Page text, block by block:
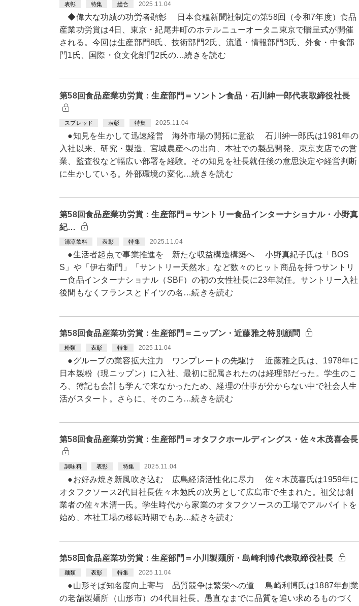
表彰 特集 総合 2025.11.04
◆偉大な功績の功労者顕彰 日本食糧新聞社制定の第58回（令和7年度）食品
産業功労賞は4日、東京・紀尾井町のホテルニューオータニ東京で贈呈式が開催
される。今回は生産部門8氏、技術部門2氏、流通・情報部門3氏、外食・中食部
門1氏、国際・食文化部門2氏の…続きを読む
第58回食品産業功労賞：生産部門＝ソントン食品・石川紳一郎代表取締役社長
スプレッド 表彰 特集 2025.11.04
●知見を生かして迅速経営 海外市場の開拓に意欲 石川紳一郎氏は1981年の
入社以来、研究・製造、宮城農産への出向、本社での製品開発、東京支店での営
業、監査役など幅広い部署を経験。その知見を社長就任後の意思決定や経営判断
に生かしている。外部環境の変化…続きを読む
第58回食品産業功労賞：生産部門＝サントリー食品インターナショナル・小野真
紀…
清涼飲料 表彰 特集 2025.11.04
●生活者起点で事業推進を 新たな収益構造構築へ 小野真紀子氏は「BOS
S」や「伊右衛門」「サントリー天然水」など数々のヒット商品を持つサントリ
ー食品インターナショナル（SBF）の初の女性社長に23年就任。サントリー入社
後間もなくフランスとドイツの名…続きを読む
第58回食品産業功労賞：生産部門＝ニップン・近藤雅之特別顧問
粉類 表彰 特集 2025.11.04
●グループの業容拡大注力 ワンプレートの先駆け 近藤雅之氏は、1978年に
日本製粉（現ニップン）に入社、最初に配属されたのは経理部だった。学生のこ
ろ、簿記も会計も学んで来なかったため、経理の仕事が分からない中で社会人生
活がスタート。さらに、そのころ…続きを読む
第58回食品産業功労賞：生産部門＝オタフクホールディングス・佐々木茂喜会長
調味料 表彰 特集 2025.11.04
●お好み焼き新風吹き込む 広島経済活性化に尽力 佐々木茂喜氏は1959年に
オタフクソース2代目社長佐々木勉氏の次男として広島市で生まれた。祖父は創
業者の佐々木清一氏。学生時代から家業のオタフクソースの工場でアルバイトを
始め、本社工場の移転時期でもあ…続きを読む
第58回食品産業功労賞：生産部門＝小川製麺所・島崎利博代表取締役社長
麺類 表彰 特集 2025.11.04
●山形そば知名度向上寄与 品質競争は繁栄への道 島崎利博氏は1887年創業
の老舗製麺所（山形市）の4代目社長。愚直なまでに品質を追い求めるものづく